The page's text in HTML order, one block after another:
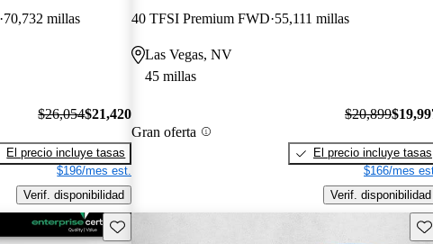
70,732 millas
$26,054$21,420
El precio incluye tasas
$196/mes est.
Verif. disponibilidad
40 TFSI Premium FWD 55,111 millas
Las Vegas, NV
45 millas
Gran oferta
$20,899
El precio incluye tasas
$166/mes
Verif. disponibilidad
Guarda este Aviso